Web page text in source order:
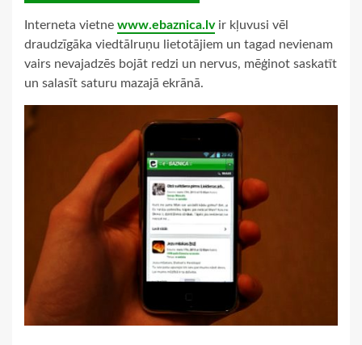
Interneta vietne www.ebaznica.lvir kļuvusi vēl
draudzīgāka viedtālruņu lietotājiem un tagad nevienam
vairs nevajadzēs bojāt redzi un nervus, mēģinot saskatīt
un salasīt saturu mazajā ekrānā.